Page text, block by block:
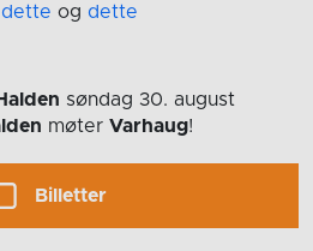
og dette
søndag 30. august
møter Varhaug!
Billetter